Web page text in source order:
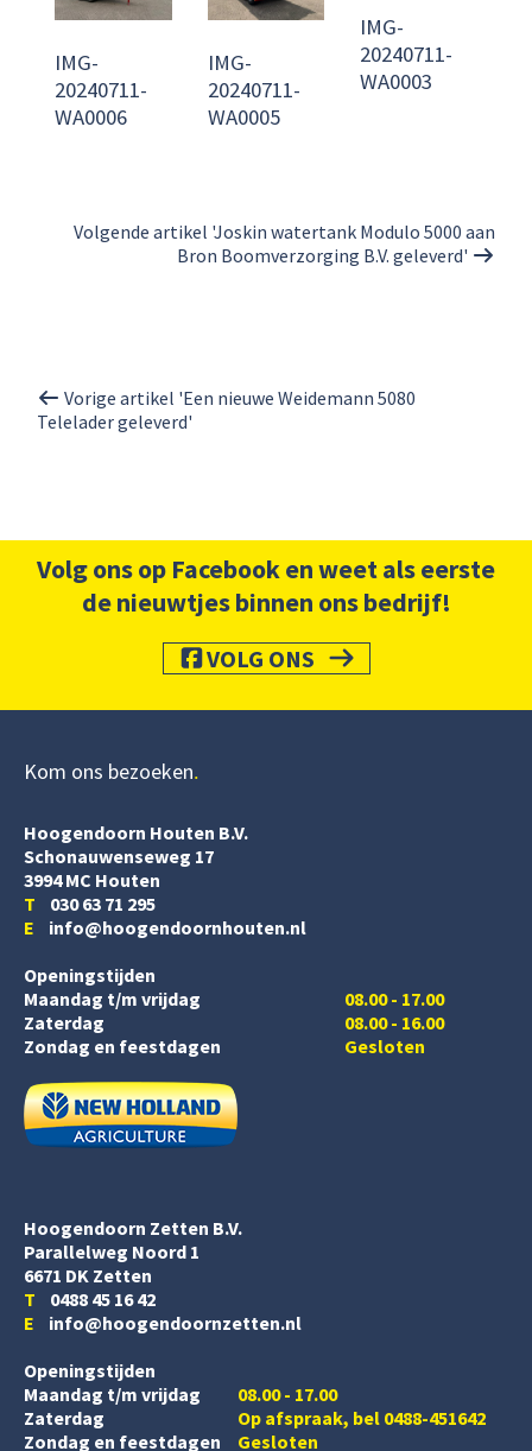
IMG-
20240711-
WA0006
IMG-
20240711-
WA0005
IMG-
20240711-
WA0003
Volgende artikel 'Joskin watertank Modulo 5000 aan
Bron Boomverzorging B.V. geleverd'
Vorige artikel 'Een nieuwe Weidemann 5080
Telelader geleverd'
Volg ons op Facebook en weet als eerste
de nieuwtjes binnen ons bedrijf!
VOLG ONS
Kom ons bezoeken
Hoogendoorn Houten B.V.
Schonauwenseweg 17
3994 MC Houten
T 030 63 71 295
E info@hoogendoornhouten.nl
Openingstijden
Maandag t/m vrijdag
Zaterdag
08.00 - 17.00
08.00 - 16.00
Zondag en feestdagen
Gesloten
Hoogendoorn Zetten B.V.
Parallelweg Noord 1
6671 DK Zetten
T 0488 45 16 42
E info@hoogendoornzetten.nl
Openingstijden
Maandag t/m vrijdag
08.00 - 17.00
Zaterdag
Op afspraak, bel 0488-451642
Zondag en feestdagen
Gesloten